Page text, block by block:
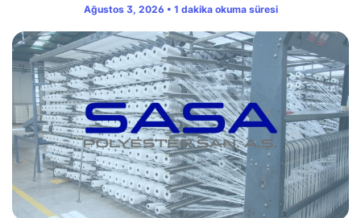
Ağustos 3, 2026 • 1 dakika okuma süresi